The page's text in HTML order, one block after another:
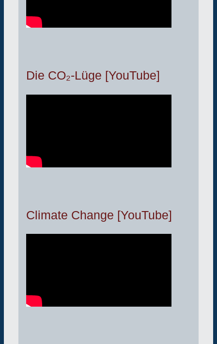
Die CO₂-Lüge [YouTube]
Climate Change [YouTube]